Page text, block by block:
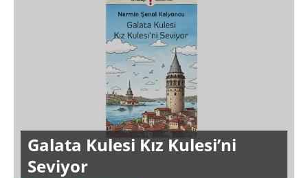
Galata Kulesi Kız Kulesi’ni
Seviyor